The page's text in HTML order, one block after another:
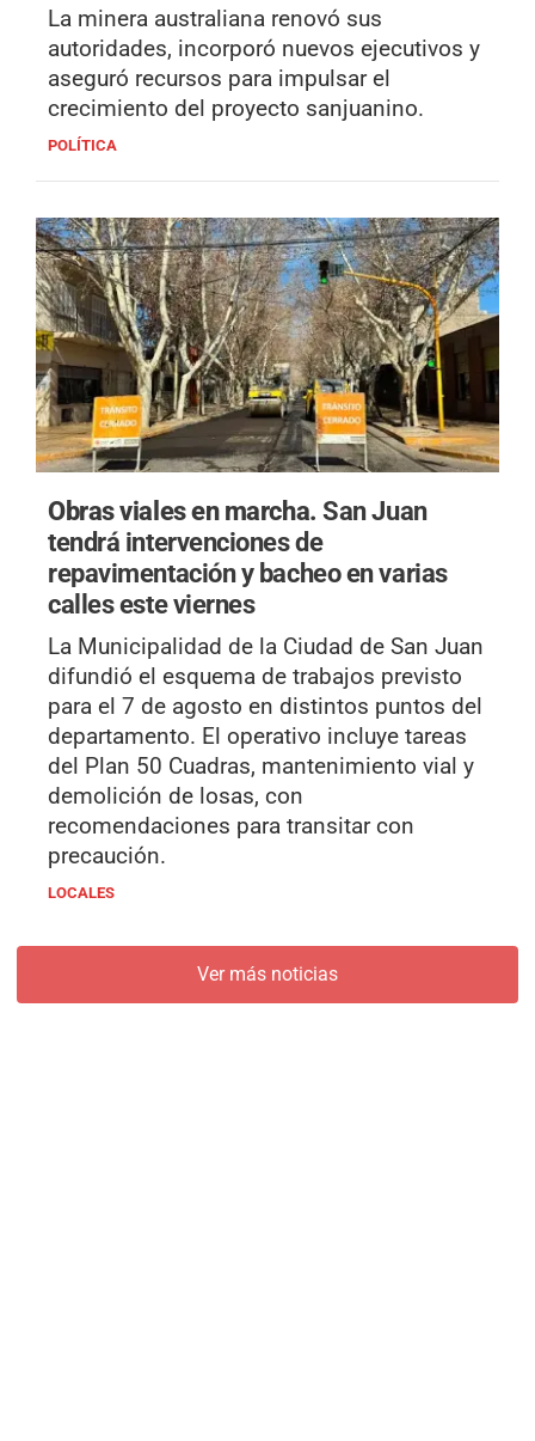
La minera australiana renovó sus
autoridades, incorporó nuevos ejecutivos y
aseguró recursos para impulsar el
crecimiento del proyecto sanjuanino.
POLÍTICA
Obras viales en marcha.San Juan
tendrá intervenciones de
repavimentación y bacheo en varias
calles este viernes
La Municipalidad de la Ciudad de San Juan
difundió el esquema de trabajos previsto
para el 7 de agosto en distintos puntos del
departamento. El operativo incluye tareas
del Plan 50 Cuadras, mantenimiento vial y
demolición de losas, con
recomendaciones para transitar con
precaución.
LOCALES
Ver más noticias